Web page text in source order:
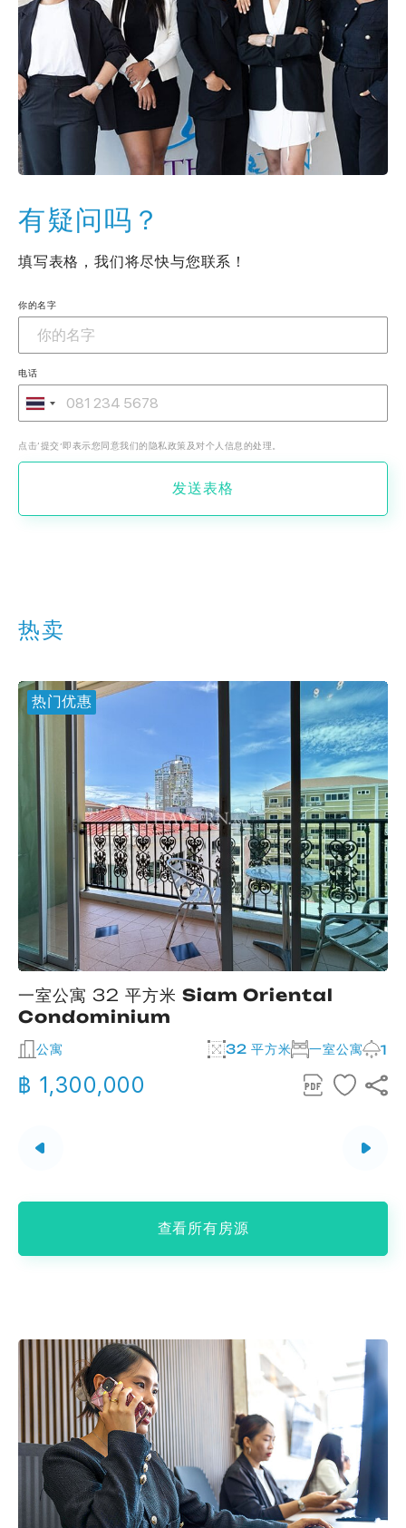
有疑问吗？
填写表格，我们将尽快与您联系！
你的名字
电话
点击‘提交’即表示您同意我们的隐私政策及对个人信息的处理。
发送表格
热卖
热门优惠
一室公寓 32 平方米 Siam Oriental
Condominium
公寓 32 平方米 一室公寓 1
฿ 1,300,000
查看所有房源